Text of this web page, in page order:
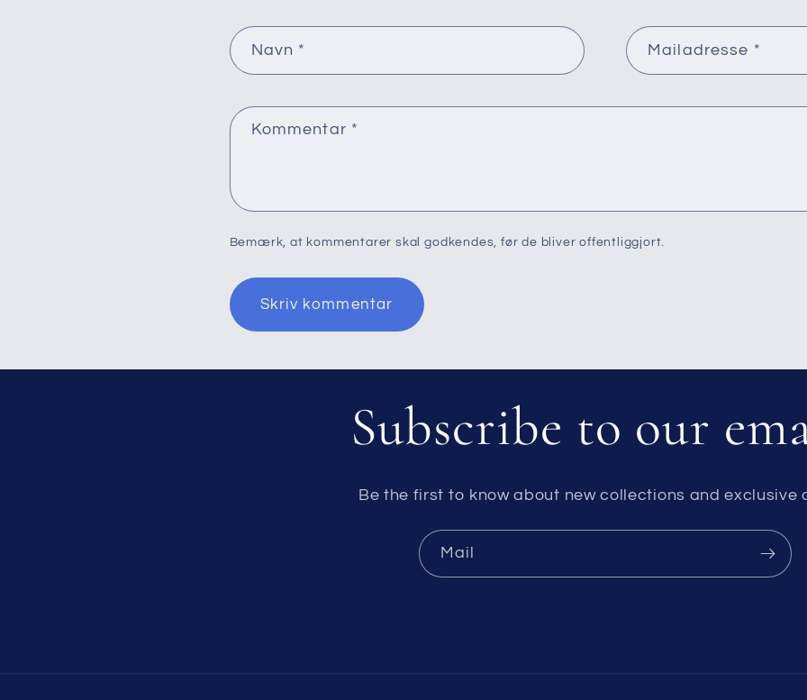
Navn * Mailadresse *
Kommentar *
Bemærk, at kommentarer skal godkendes, før de bliver offentliggjort.
Subscribe to our
Be the first to know about new collections and exclusive
Mail